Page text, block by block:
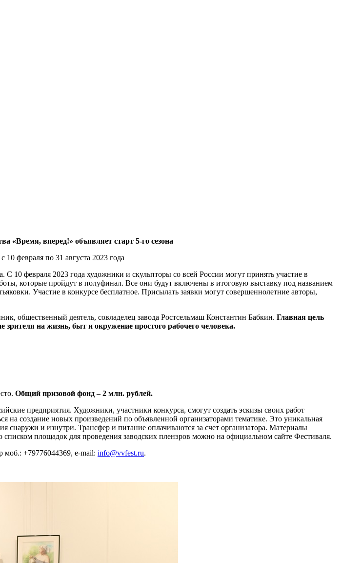
«Время, вперед!» объявляет старт 5-го сезона
10 февраля по 31 августа 2023 года
10 февраля 2023 года художники и скульпторы со всей России могут принять участие в
которые пройдут в полуфинал. Все они будут включены в итоговую выставку под названием
Участие в конкурсе бесплатное. Присылать заявки могут совершеннолетние авторы,
общественный деятель, совладелец завода Ростсельмаш Константин Бабкин. Главная цель
на жизнь, быт и окружение простого рабочего человека.
Общий призовой фонд – 2 млн. рублей.
предприятия. Художники, участники конкурса, смогут создать эскизы своих работ
на создание новых произведений по объявленной организаторами тематике. Это уникальная
снаружи и изнутри. Трансфер и питание оплачиваются за счет организатора. Материалы
площадок для проведения заводских пленэров можно на официальном сайте Фестиваля.
моб.: +79776044369, e-mail: info@vvfest.ru.